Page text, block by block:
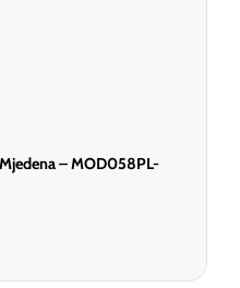
– MOD058PL-